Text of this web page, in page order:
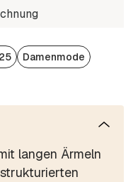
Damenmode
langen Ärmeln